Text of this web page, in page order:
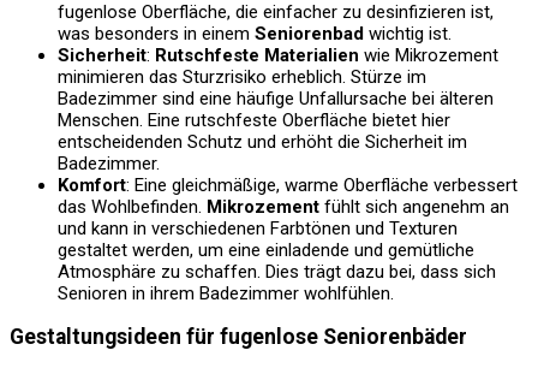
fugenlose Oberfläche, die einfacher zu desinfizieren ist,
was besonders in einem Seniorenbad wichtig ist.
Sicherheit: Rutschfeste Materialien wie Mikrozement
minimieren das Sturzrisiko erheblich. Stürze im
Badezimmer sind eine häufige Unfallursache bei älteren
Menschen. Eine rutschfeste Oberfläche bietet hier
entscheidenden Schutz und erhöht die Sicherheit im
Badezimmer.
Komfort: Eine gleichmäßige, warme Oberfläche verbessert
das Wohlbefinden. Mikrozement fühlt sich angenehm an
und kann in verschiedenen Farbtönen und Texturen
gestaltet werden, um eine einladende und gemütliche
Atmosphäre zu schaffen. Dies trägt dazu bei, dass sich
Senioren in ihrem Badezimmer wohlfühlen.
Gestaltungsideen für fugenlose Seniorenbäder